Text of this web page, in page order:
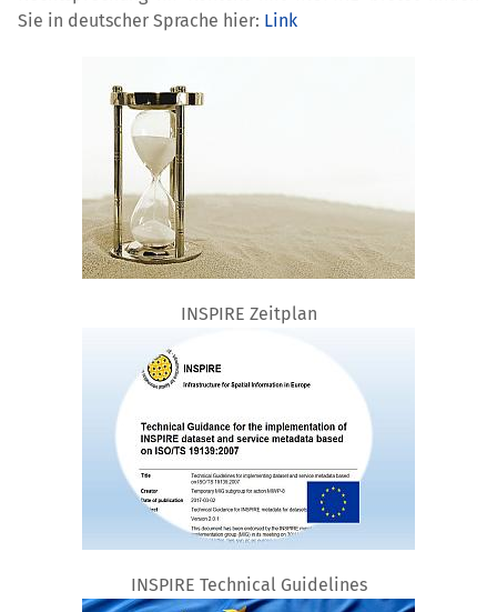
Sie in deutscher Sprache hier: Link
INSPIRE Zeitplan
INSPIRE Technical Guidelines